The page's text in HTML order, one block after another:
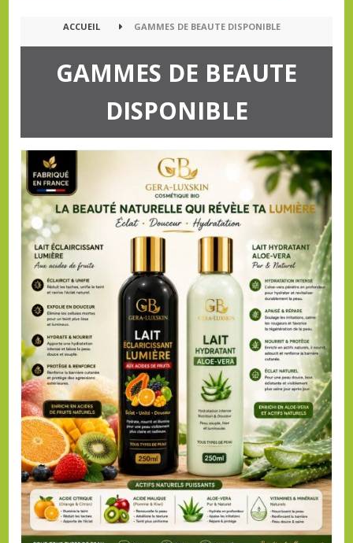
ACCUEIL GAMMES DE BEAUTE DISPONIBLE
GAMMES DE BEAUTE
DISPONIBLE